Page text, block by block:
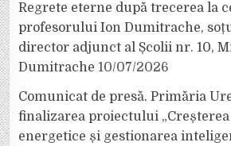
Regrete eterne după trecerea la
profesorului Ion Dumitrache,
director adjunct al Școlii nr. 10,
Dumitrache 10/07/2026
Comunicat de presă. Primăria
finalizarea proiectului
energetice și gestionarea